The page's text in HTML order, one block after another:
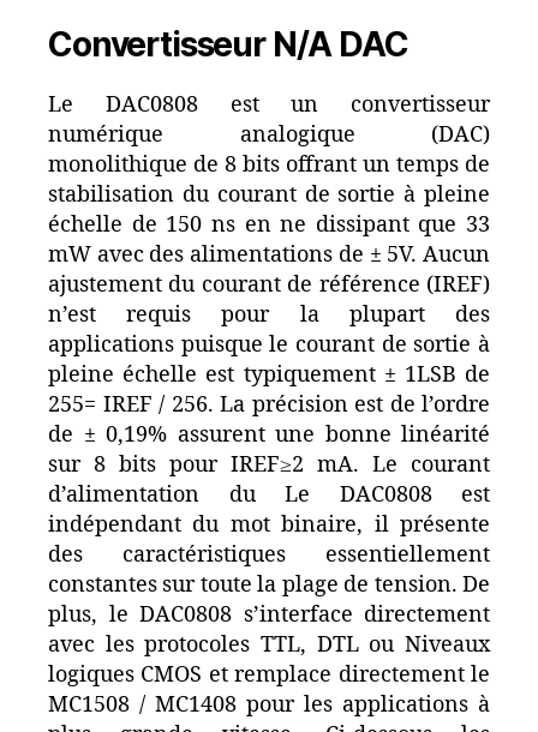
Convertisseur N/A DAC
Le DAC0808 est un convertisseur
numérique analogique (DAC)
monolithique de 8 bits offrant un temps de
stabilisation du courant de sortie à pleine
échelle de 150 ns en ne dissipant que 33
mW avec des alimentations de ± 5V. Aucun
ajustement du courant de référence (IREF)
n’est requis pour la plupart des
applications puisque le courant de sortie à
pleine échelle est typiquement ± 1LSB de
255= IREF / 256. La précision est de l’ordre
de ± 0,19% assurent une bonne linéarité
sur 8 bits pour IREF≥2 mA. Le courant
d’alimentation du Le DAC0808 est
indépendant du mot binaire, il présente
des caractéristiques essentiellement
constantes sur toute la plage de tension. De
plus, le DAC0808 s’interface directement
avec les protocoles TTL, DTL ou Niveaux
logiques CMOS et remplace directement le
MC1508 / MC1408 pour les applications à